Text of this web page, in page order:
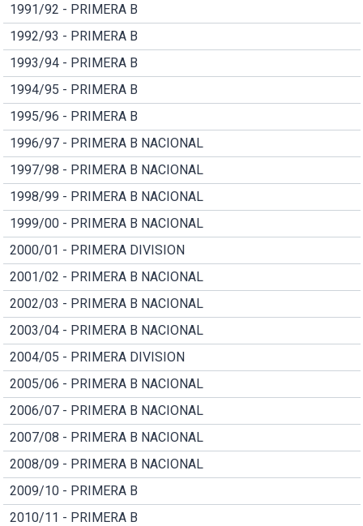
1991/92 - PRIMERA B
1992/93 - PRIMERA B
1993/94 - PRIMERA B
1994/95 - PRIMERA B
1995/96 - PRIMERA B
1996/97 - PRIMERA B NACIONAL
1997/98 - PRIMERA B NACIONAL
1998/99 - PRIMERA B NACIONAL
1999/00 - PRIMERA B NACIONAL
2000/01 - PRIMERA DIVISION
2001/02 - PRIMERA B NACIONAL
2002/03 - PRIMERA B NACIONAL
2003/04 - PRIMERA B NACIONAL
2004/05 - PRIMERA DIVISION
2005/06 - PRIMERA B NACIONAL
2006/07 - PRIMERA B NACIONAL
2007/08 - PRIMERA B NACIONAL
2008/09 - PRIMERA B NACIONAL
2009/10 - PRIMERA B
2010/11 - PRIMERA B